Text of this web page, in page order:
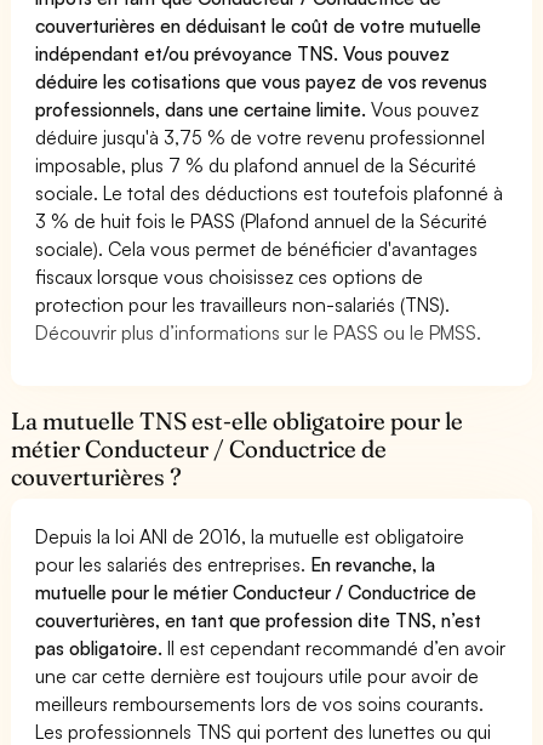
couverturières en déduisant le coût de votre mutuelle
indépendant et/ou prévoyance TNS. Vous pouvez
déduire les cotisations que vous payez de vos revenus
professionnels, dans une certaine limite.Vous pouvez
déduire jusqu'à 3,75 % de votre revenu professionnel
imposable, plus 7 % du plafond annuel de la Sécurité
sociale. Le total des déductions est toutefois plafonné à
3 % de huit fois le PASS (Plafond annuel de la Sécurité
sociale). Cela vous permet de bénéficier d'avantages
fiscaux lorsque vous choisissez ces options de
protection pour les travailleurs non-salariés (TNS).
Découvrir plus d’informations sur le PASS ou le PMSS.
La mutuelle TNS est-elle obligatoire pour le
métier Conducteur / Conductrice de
couverturières ?
Depuis la loi ANI de 2016, la mutuelle est obligatoire
pour les salariés des entreprises. En revanche, la
mutuelle pour le métier Conducteur / Conductrice de
couverturières, en tant que profession dite TNS, n’est
pas obligatoire.Il est cependant recommandé d’en avoir
une car cette dernière est toujours utile pour avoir de
meilleurs remboursements lors de vos soins courants.
Les professionnels TNS qui portent des lunettes ou qui